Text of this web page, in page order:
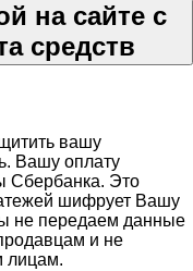
на сайте с
средств
вашу
Вашу оплату
Сбербанка. Это
шифрует Вашу
не передаем данные
и не
лицам.